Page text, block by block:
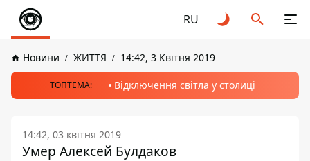
RU
Новини ЖИТТЯ 14:42, 3 Квітня 2019
ТОПТЕМА: Відключення світла у столиці
14:42, 03 квітня 2019
Умер Алексей Булдаков